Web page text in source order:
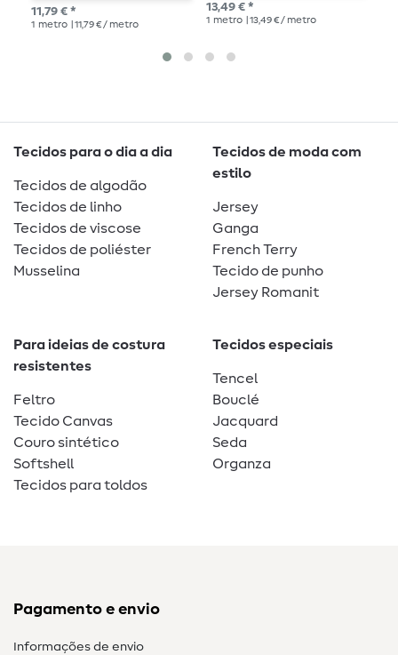
11,79 € *
1 metro | 11,79 € / metro
13,49 € *
1 metro | 13,49 € / metro
Tecidos para o dia a dia
Tecidos de algodão
Tecidos de linho
Tecidos de viscose
Tecidos de poliéster
Musselina
Tecidos de moda com
estilo
Jersey
Ganga
French Terry
Tecido de punho
Jersey Romanit
Para ideias de costura
resistentes
Feltro
Tecido Canvas
Couro sintético
Softshell
Tecidos para toldos
Tecidos especiais
Tencel
Bouclé
Jacquard
Seda
Organza
Pagamento e envio
Informações de envio